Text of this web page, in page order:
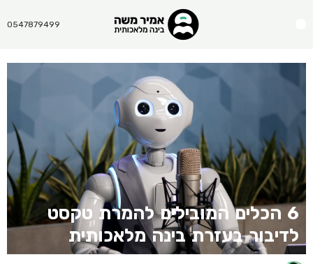
0547879499
6 הכלים המובילים להמרת טקסט
לדיבור בעזרת בינה מלאכותית